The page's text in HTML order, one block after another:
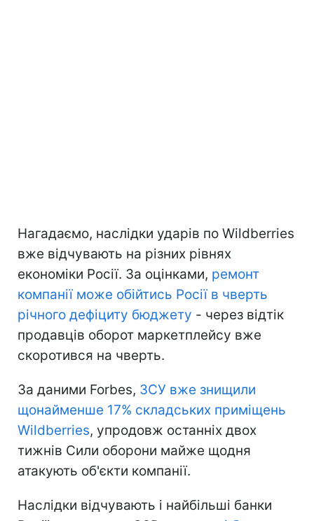
Нагадаємо, наслідки ударів по Wildberries
вже відчувають на різних рівнях
економіки Росії. За оцінками, ремонт
компанії може обійтись Росії в чверть
річного дефіциту бюджету - через відтік
продавців оборот маркетплейсу вже
скоротився на чверть.
За даними Forbes, ЗСУ вже знищили
щонайменше 17% складських приміщень
Wildberries, упродовж останніх двох
тижнів Сили оборони майже щодня
атакують об'єкти компанії.
Наслідки відчувають і найбільші банки